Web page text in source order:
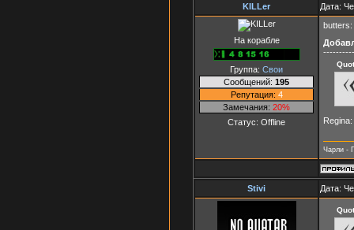
KILLer Дата:
На корабле
Группа: Свои
Сообщений: 195
Репутация: 4
Замечания: 20%
Статус: Offline
butters:
Чарли -
Stivi Дата: